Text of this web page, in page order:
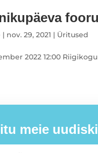
| nov. 29, 2021 | Üritused
2022 12:00
meie